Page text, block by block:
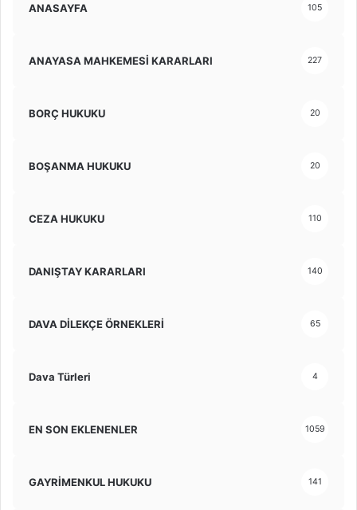
ANASAYFA 105
ANAYASA MAHKEMESİ KARARLARI 227
BORÇ HUKUKU 20
BOŞANMA HUKUKU 20
CEZA HUKUKU 110
DANIŞTAY KARARLARI 140
DAVA DİLEKÇE ÖRNEKLERİ 65
Dava Türleri 4
EN SON EKLENENLER 1059
GAYRİMENKUL HUKUKU 141